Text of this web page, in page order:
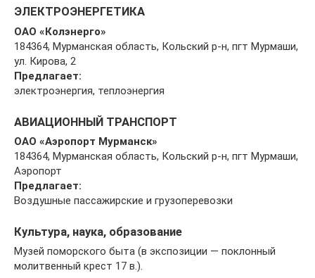
ЭЛЕКТРОЭНЕРГЕТИКА
ОАО «Колэнерго»
184364, Мурманская область, Кольский р-н, пгт Мурмаши,
ул. Кирова, 2
Предлагает:
электроэнергия, теплоэнергия
АВИАЦИОННЫЙ ТРАНСПОРТ
ОАО «Аэропорт Мурманск»
184364, Мурманская область, Кольский р-н, пгт Мурмаши,
Аэропорт
Предлагает:
Воздушные пассажирские и грузоперевозки
Культура, наука, образование
Музей поморского быта (в экспозиции — поклонный
молитвенный крест 17 в.).